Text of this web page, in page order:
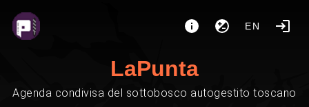
EN
LaPunta
Agenda condivisa del sottobosco autogestito toscano